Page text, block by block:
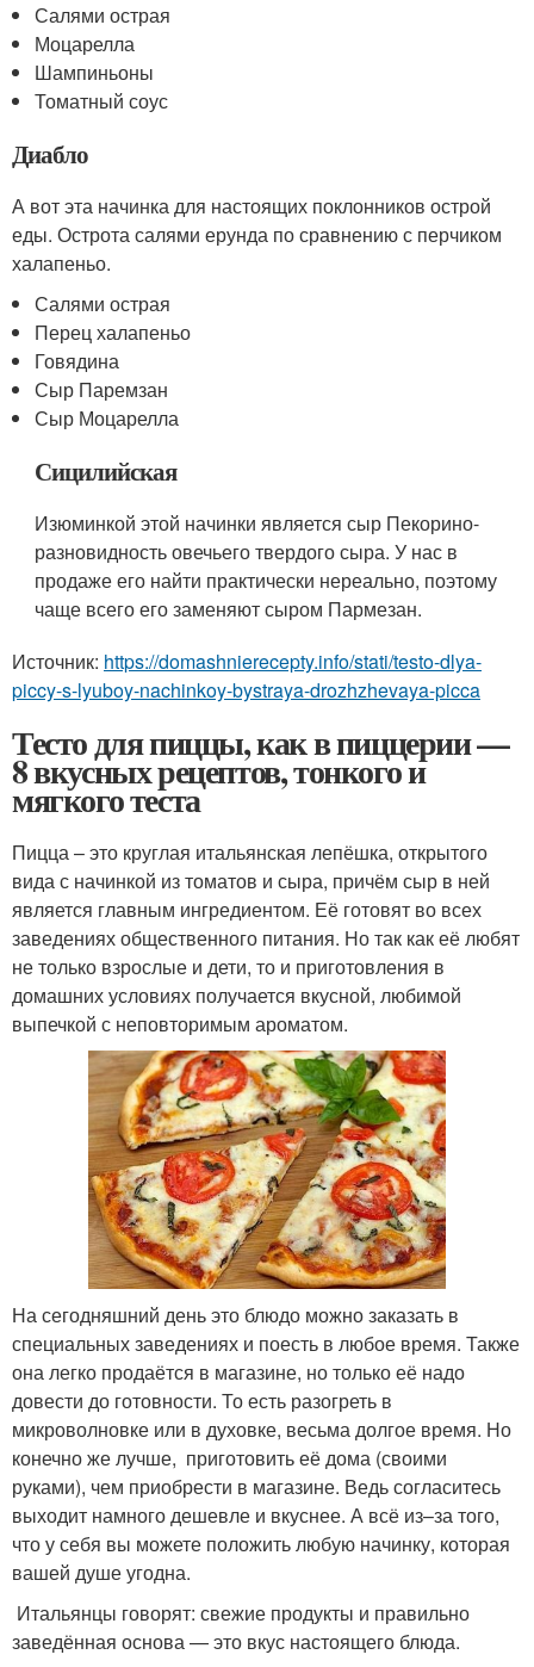
Салями острая
Моцарелла
Шампиньоны
Томатный соус
Диабло
А вот эта начинка для настоящих поклонников острой
еды. Острота салями ерунда по сравнению с перчиком
халапеньо.
Салями острая
Перец халапеньо
Говядина
Сыр Паремзан
Сыр Моцарелла
Сицилийская
Изюминкой этой начинки является сыр Пекорино-
разновидность овечьего твердого сыра. У нас в
продаже его найти практически нереально, поэтому
чаще всего его заменяют сыром Пармезан.
Источник: https://domashnierecepty.info/stati/testo-dlya-
piccy-s-lyuboy-nachinkoy-bystraya-drozhzhevaya-picca
Тесто для пиццы, как в пиццерии —
8 вкусных рецептов, тонкого и
мягкого теста
Пицца – это круглая итальянская лепёшка, открытого
вида с начинкой из томатов и сыра, причём сыр в ней
является главным ингредиентом. Её готовят во всех
заведениях общественного питания. Но так как её любят
не только взрослые и дети, то и приготовления в
домашних условиях получается вкусной, любимой
выпечкой с неповторимым ароматом.
На сегодняшний день это блюдо можно заказать в
специальных заведениях и поесть в любое время. Также
она легко продаётся в магазине, но только её надо
довести до готовности. То есть разогреть в
микроволновке или в духовке, весьма долгое время. Но
конечно же лучше, приготовить её дома (своими
руками), чем приобрести в магазине. Ведь согласитесь
выходит намного дешевле и вкуснее. А всё из–за того,
что у себя вы можете положить любую начинку, которая
вашей душе угодна.
Итальянцы говорят: свежие продукты и правильно
заведённая основа — это вкус настоящего блюда.